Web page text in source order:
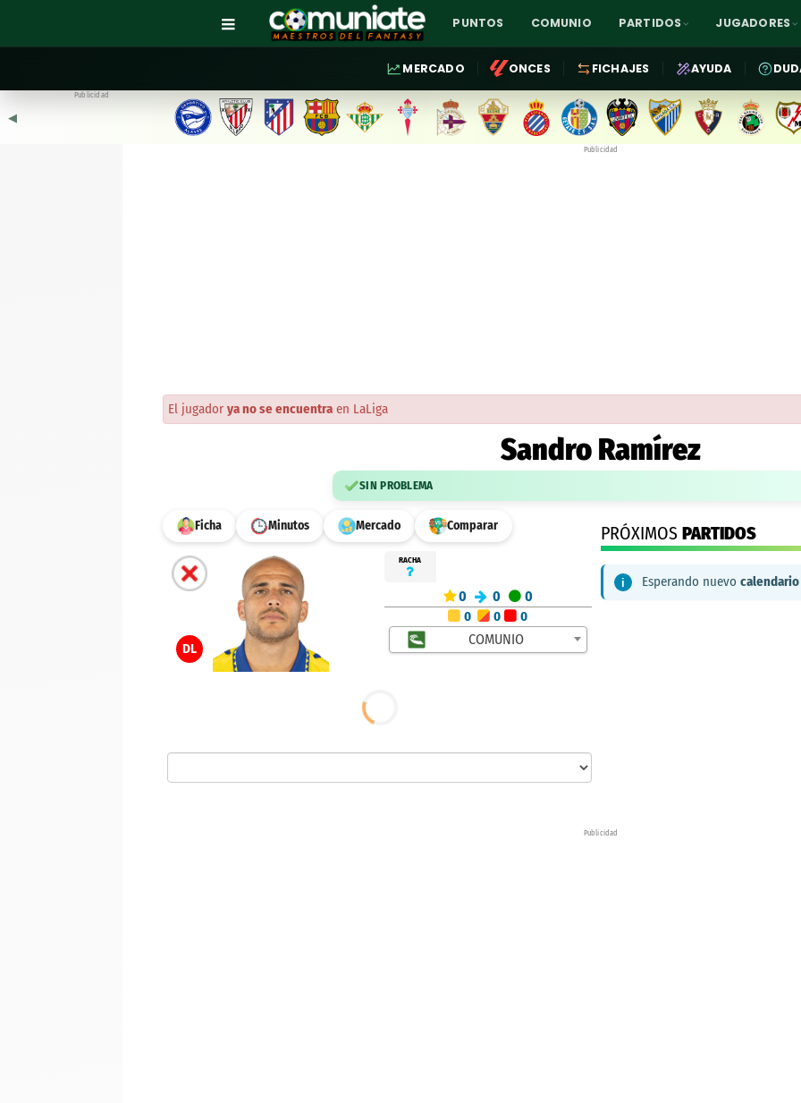
PUNTOS COMUNIO PARTIDOS JUGADORES
MERCADO ONCES FICHAJES AYUDA
◀︎
Publicidad
Publicidad
El jugador ya no se encuentra en LaLiga
Sandro Ramírez
SIN PROBLEMA
Ficha Minutos Mercado Comparar
DL
RACHA
0 0 0
0 0 0
COMUNIO
PRÓXIMOS PARTIDOS
Esperando nuevo calendario
Publicidad